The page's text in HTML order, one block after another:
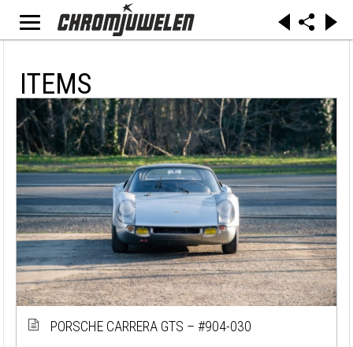
ITEMS
PORSCHE CARRERA GTS – #904-030